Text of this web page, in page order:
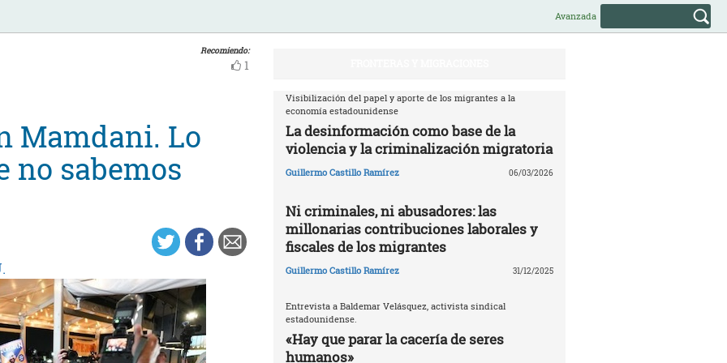
Avanzada
Recomiendo:
1
Mamdani. Lo
no sabemos
Visibilización del papel y aporte de los migrantes a la
economía estadounidense
La desinformación como base de la
violencia y la criminalización migratoria
Guillermo Castillo Ramírez 06/03/2026
Ni criminales, ni abusadores: las
millonarias contribuciones laborales y
fiscales de los migrantes
Guillermo Castillo Ramírez 31/12/2025
Entrevista a Baldemar Velásquez, activista sindical
estadounidense.
«Hay que parar la cacería de seres
humanos»